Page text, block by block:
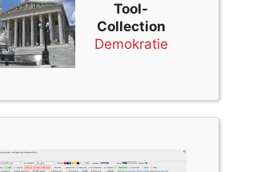
Tool-
Collection
Demokratie